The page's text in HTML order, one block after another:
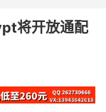
将开放通配